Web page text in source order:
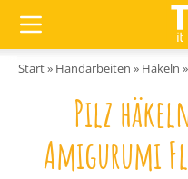
Start» Handarbeiten » Häkeln »
Pilz
Amigurumi